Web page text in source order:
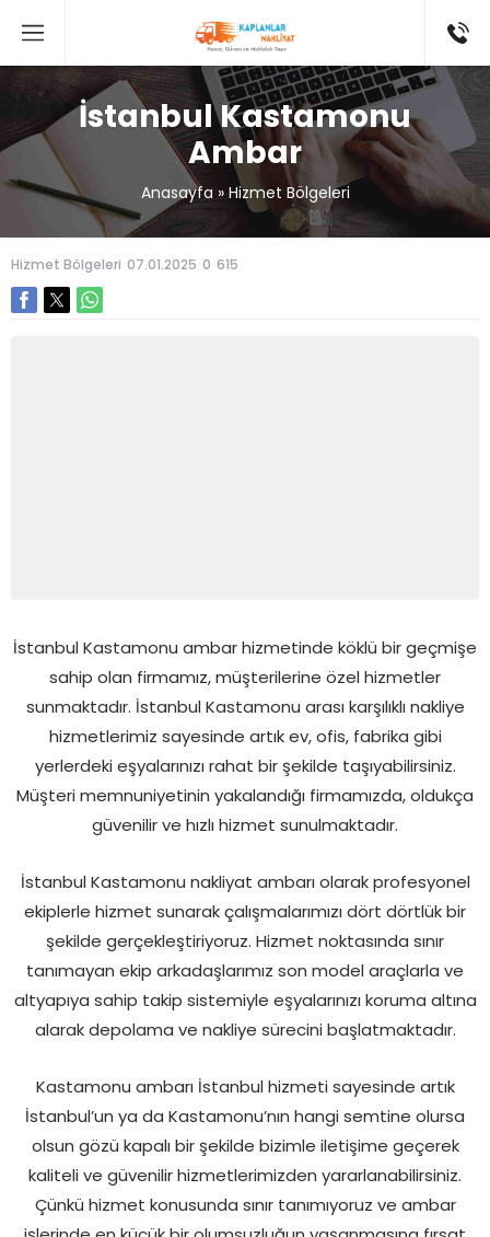
İstanbul Kastamonu
Ambar
Anasayfa» Hizmet Bölgeleri
Hizmet Bölgeleri 07.01.2025 0 615
İstanbul Kastamonu ambar hizmetinde köklü bir geçmişe
sahip olan firmamız, müşterilerine özel hizmetler
sunmaktadır. İstanbul Kastamonu arası karşılıklı nakliye
hizmetlerimiz sayesinde artık ev, ofis, fabrika gibi
yerlerdeki eşyalarınızı rahat bir şekilde taşıyabilirsiniz.
Müşteri memnuniyetinin yakalandığı firmamızda, oldukça
güvenilir ve hızlı hizmet sunulmaktadır.
İstanbul Kastamonu nakliyat ambarı olarak profesyonel
ekiplerle hizmet sunarak çalışmalarımızı dört dörtlük bir
şekilde gerçekleştiriyoruz. Hizmet noktasında sınır
tanımayan ekip arkadaşlarımız son model araçlarla ve
altyapıya sahip takip sistemiyle eşyalarınızı koruma altına
alarak depolama ve nakliye sürecini başlatmaktadır.
Kastamonu ambarı İstanbul hizmeti sayesinde artık
İstanbul’un ya da Kastamonu’nın hangi semtine olursa
olsun gözü kapalı bir şekilde bizimle iletişime geçerek
kaliteli ve güvenilir hizmetlerimizden yararlanabilirsiniz.
Çünkü hizmet konusunda sınır tanımıyoruz ve ambar